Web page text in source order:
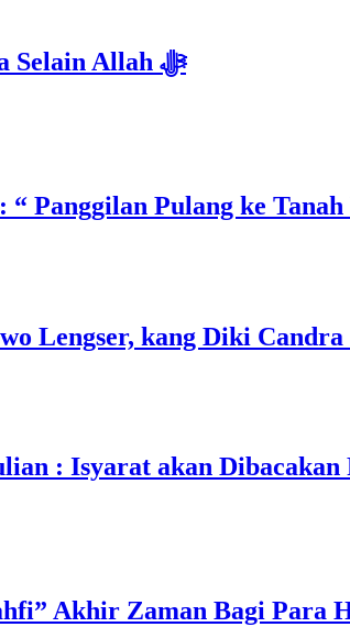
Isyarat Dilarang Menundukkan Badan kepada Selain Allah ﷻ
Panggilan Pulang ke
Lengser, kang Diki
: Isyarat akan Dibacakan